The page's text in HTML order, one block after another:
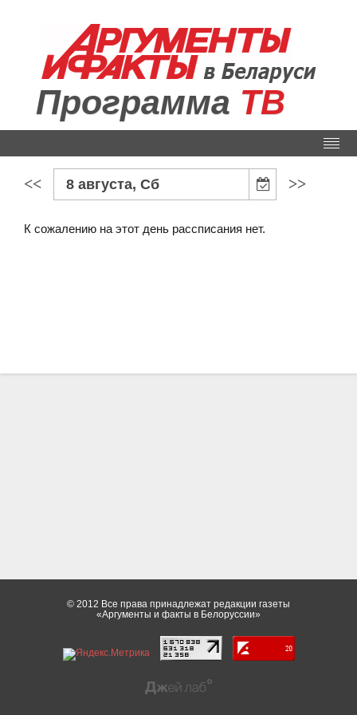
Программа ТВ
<< 8 августа, Сб >>
К сожалению на этот день рассписания нет.
© 2012 Все права принадлежат редакции газеты
«Аргументы и факты в Белоруссии»